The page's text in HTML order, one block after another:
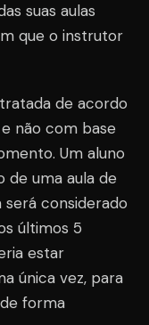
suas aulas
que o instrutor
de acordo
não com base
Um aluno
de uma aula de
considerado
últimos 5
estar
única vez, para
forma